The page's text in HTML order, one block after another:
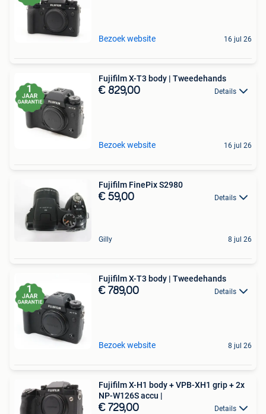
Bezoek website 16 jul 26
Fujifilm X-T3 body | Tweedehands
€ 829,00 Details
Bezoek website 16 jul 26
Fujifilm FinePix S2980
€ 59,00 Details
Gilly 8 jul 26
Fujifilm X-T3 body | Tweedehands
€ 789,00 Details
Bezoek website 8 jul 26
Fujifilm X-H1 body + VPB-XH1 grip + 2x
NP-W126S accu |
€ 729,00 Details